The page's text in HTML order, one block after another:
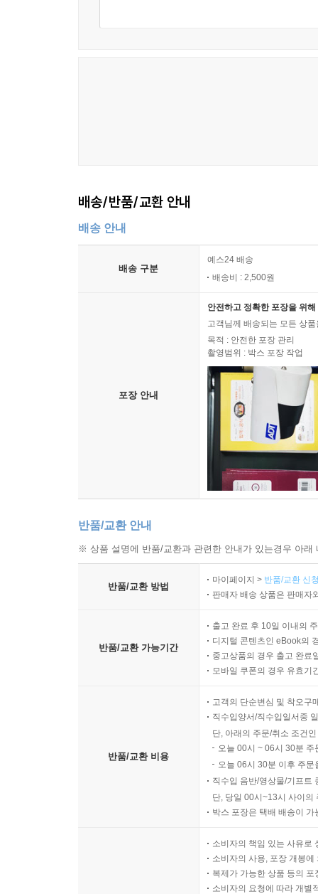
배송/반품/교환 안내
배송 안내
배송 구분
예스24 배송
배송비 : 2,500원
포장 안내
안전하고 정확한 포장을 위
고객님께 배송되는 모든 상
목적 : 안전한 포장 관리
촬영범위 : 박스 포장 작업
반품/교환 안내
※ 상품 설명에 반품/교환과 관련한 안내가 있는경우 아
반품/교환 방법
마이페이지 > 반품/교환 신
판매자 배송 상품은 판매자
반품/교환 가능기간
출고 완료 후 10일 이내의
디지털 콘텐츠인 eBook의
중고상품의 경우 출고 완료
모바일 쿠폰의 경우 유효기
반품/교환 비용
고객의 단순변심 및 착오구
직수입양서/직수입일서중
단, 아래의 주문/취소 조건
오늘 00시 ~ 06시 30분
오늘 06시 30분 이후 주
직수입 음반/영상물/기프트
단, 당일 00시~13시 사이의
박스 포장은 택배 배송이
소비자의 책임 있는 사유로
소비자의 사용, 포장 개봉
복제가 가능한 상품 등의
소비자의 요청에 따라 개별